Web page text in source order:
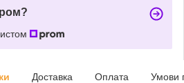
Доставка Оплата Умови